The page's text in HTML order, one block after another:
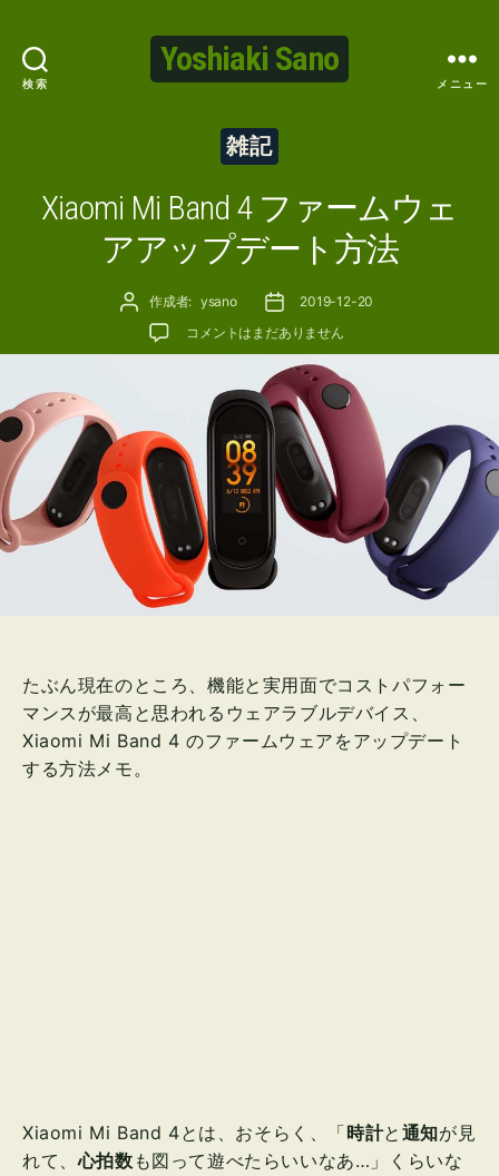
検索
Yoshiaki Sano
メニュー
カ
テ
リ
ー
雑記
Xiaomi Mi Band 4 ファームウェ
アアップデート方法
投稿者作成者: ysano 投稿日2019-12-20
Xiaomi Mi Band 4 ファームウェアアップデート方法
コメントはまだありません
たぶん現在のところ、機能と実用面でコストパフォー
マンスが最高と思われるウェアラブルデバイス、
Xiaomi Mi Band 4 のファームウェアをアップデート
する方法メモ。
Xiaomi Mi Band 4とは、おそらく、「時計と 通知が見
れて、心拍数 も図って遊べたらいいなあ…」くらいな